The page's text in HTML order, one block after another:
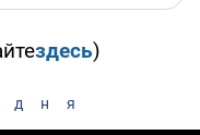
здесь)
дня